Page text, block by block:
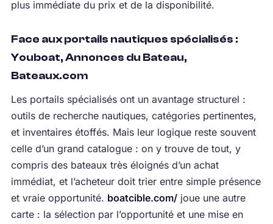
plus immédiate du prix et de la disponibilité.
Face aux portails nautiques spécialisés :
Youboat, Annonces du Bateau,
Bateaux.com
Les portails spécialisés ont un avantage structurel :
outils de recherche nautiques, catégories pertinentes,
et inventaires étoffés. Mais leur logique reste souvent
celle d’un grand catalogue : on y trouve de tout, y
compris des bateaux très éloignés d’un achat
immédiat, et l’acheteur doit trier entre simple présence
et vraie opportunité. boatcible.com/joue une autre
carte : la sélection par l’opportunité et une mise en